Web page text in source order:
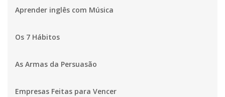
Aprender inglês com Música
Os 7 Hábitos
As Armas da Persuasão
Empresas Feitas para Vencer